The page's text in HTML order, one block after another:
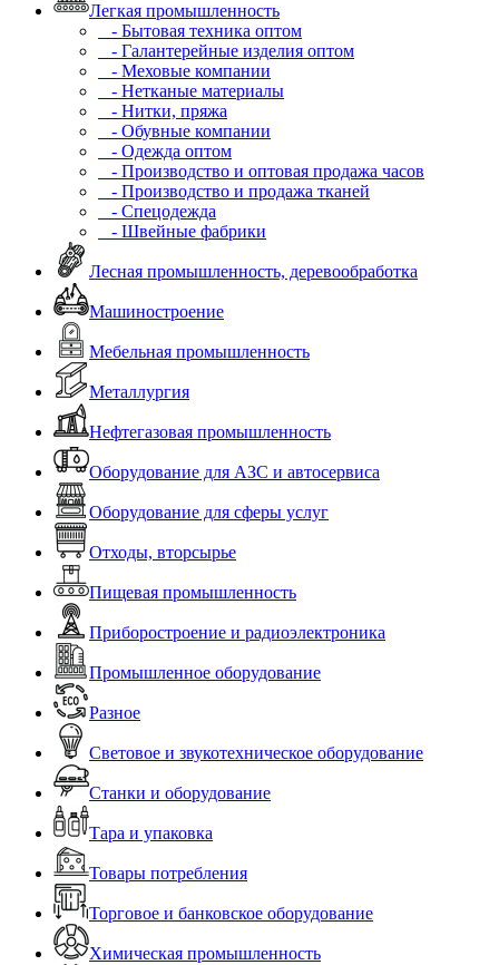
Легкая промышленность
- Бытовая техника оптом
- Галантерейные изделия оптом
- Меховые компании
- Нетканые материалы
- Нитки, пряжа
- Обувные компании
- Одежда оптом
- Производство и оптовая продажа часов
- Производство и продажа тканей
- Спецодежда
- Швейные фабрики
Лесная промышленность, деревообработка
Машиностроение
Мебельная промышленность
Металлургия
Нефтегазовая промышленность
Оборудование для АЗС и автосервиса
Оборудование для сферы услуг
Отходы, вторсырье
Пищевая промышленность
Приборостроение и радиоэлектроника
Промышленное оборудование
Разное
Световое и звукотехническое оборудование
Станки и оборудование
Тара и упаковка
Товары потребления
Торговое и банковское оборудование
Химическая промышленность